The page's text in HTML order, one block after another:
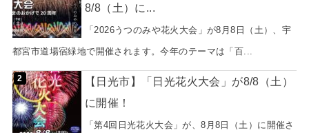
8/8（土）に...
「2026うつのみや花火大会」が8月8日（土）、宇
都宮市道場宿緑地で開催されます。今年のテーマは「百...
【日光市】「日光花火大会」が8/8（土）
に開催！
「第4回日光花火大会」が、8月8日（土）に開催さ